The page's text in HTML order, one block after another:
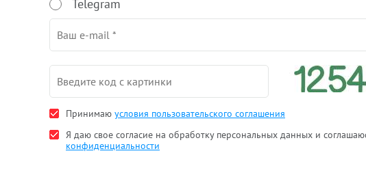
Telegram
Принимаю условия пользовательского соглашения
Я даю свое согласие на обработку персональных данных и
конфиденциальности